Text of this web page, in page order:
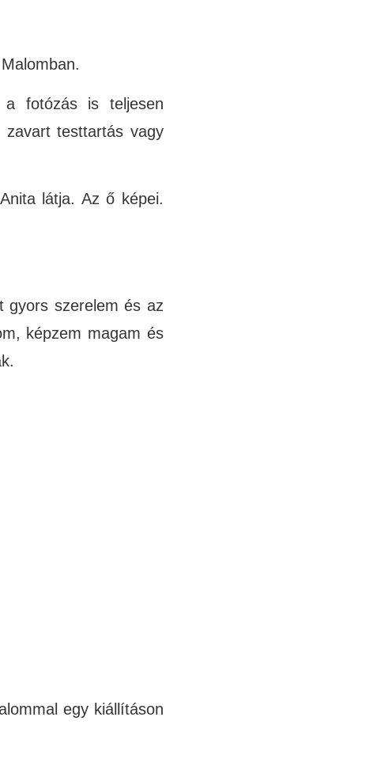
a fotózás is teljesen
zavart testtartás vagy
Anitalátja. Az ő képei.
gyors szerelem és az
képzem magam és
egy kiállításon